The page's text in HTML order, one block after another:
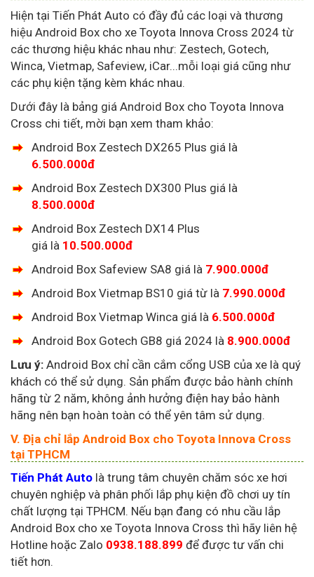
Hiện tại Tiến Phát Auto có đầy đủ các loại và thương
hiệu Android Box cho xe Toyota Innova Cross 2024 từ
các thương hiệu khác nhau như: Zestech, Gotech,
Winca, Vietmap, Safeview, iCar...mỗi loại giá cũng như
các phụ kiện tặng kèm khác nhau.
Dưới đây là bảng giá Android Box cho Toyota Innova
Cross chi tiết, mời bạn xem tham khảo:
Android Box Zestech DX265 Plus giá là
6.500.000đ
Android Box Zestech DX300 Plus giá là
8.500.000đ
Android Box Zestech DX14 Plus
giá là 10.500.000đ
Android Box Safeview SA8 giá là 7.900.000đ
Android Box Vietmap BS10 giá từ là 7.990.000đ
Android Box Vietmap Winca giá là 6.500.000đ
Android Box Gotech GB8 giá 2024 là 8.900.000đ
Lưu ý: Android Box chỉ cần cắm cổng USB của xe là quý
khách có thể sử dụng. Sản phẩm được bảo hành chính
hãng từ 2 năm, không ảnh hưởng điện hay bảo hành
hãng nên bạn hoàn toàn có thể yên tâm sử dụng.
V. Địa chỉ lắp Android Box cho Toyota Innova Cross
tại TPHCM
Tiến Phát Auto là trung tâm chuyên chăm sóc xe hơi
chuyên nghiệp và phân phối lắp phụ kiện đồ chơi uy tín
chất lượng tại TPHCM. Nếu bạn đang có nhu cầu lắp
Android Box cho xe Toyota Innova Cross thì hãy liên hệ
Hotline hoặc Zalo 0938.188.899 để được tư vấn chi
tiết hơn.